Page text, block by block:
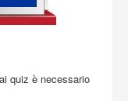
quiz è necessario